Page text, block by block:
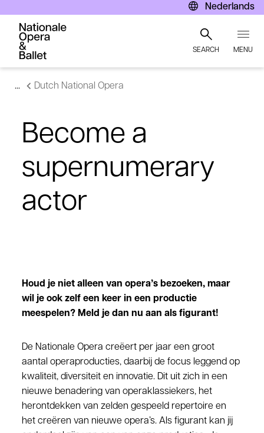
Skip
to
Nederlands
SEARCH MENU
Dutch National Opera
Become a
supernumerary
actor
Houd je niet alleen van opera’s bezoeken, maar
wil je ook zelf een keer in een productie
meespelen? Meld je dan nu aan als figurant!
De Nationale Opera creëert per jaar een groot
aantal operaproducties, daarbij de focus leggend op
kwaliteit, diversiteit en innovatie. Dit uit zich in een
nieuwe benadering van operaklassiekers, het
herontdekken van zelden gespeeld repertoire en
het creëren van nieuwe opera’s. Als figurant kan jij